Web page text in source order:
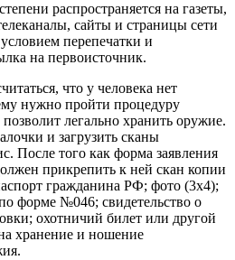
распространяется на газеты,
сайты и страницы сети
перепечатки и
на первоисточник.
что у человека нет
нужно пройти процедуру
легально хранить оружие.
и загрузить сканы
После того как форма заявления
прикрепить к ней скан копии
гражданина РФ; фото (3х4);
форме №046; свидетельство о
охотничий билет или другой
хранение и ношение